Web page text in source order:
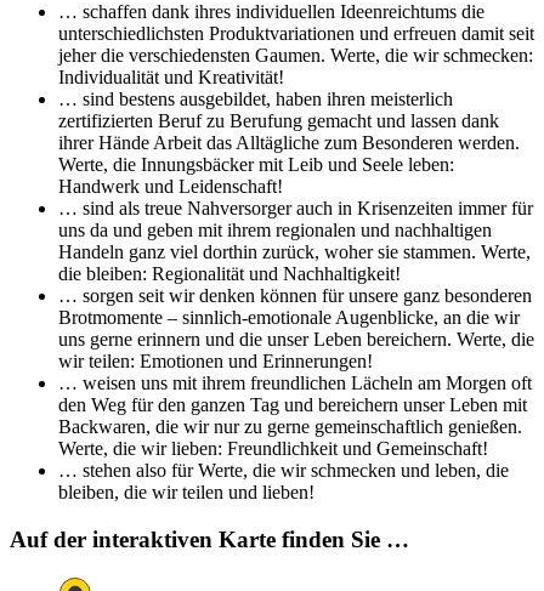
… schaffen dank ihres individuellen Ideenreichtums die
unterschiedlichsten Produktvariationen und erfreuen damit seit
jeher die verschiedensten Gaumen. Werte, die wir schmecken:
Individualität und Kreativität!
… sind bestens ausgebildet, haben ihren meisterlich
zertifizierten Beruf zu Berufung gemacht und lassen dank
ihrer Hände Arbeit das Alltägliche zum Besonderen werden.
Werte, die Innungsbäcker mit Leib und Seele leben:
Handwerk und Leidenschaft!
… sind als treue Nahversorger auch in Krisenzeiten immer für
uns da und geben mit ihrem regionalen und nachhaltigen
Handeln ganz viel dorthin zurück, woher sie stammen. Werte,
die bleiben: Regionalität und Nachhaltigkeit!
… sorgen seit wir denken können für unsere ganz besonderen
Brotmomente – sinnlich-emotionale Augenblicke, an die wir
uns gerne erinnern und die unser Leben bereichern. Werte, die
wir teilen: Emotionen und Erinnerungen!
… weisen uns mit ihrem freundlichen Lächeln am Morgen oft
den Weg für den ganzen Tag und bereichern unser Leben mit
Backwaren, die wir nur zu gerne gemeinschaftlich genießen.
Werte, die wir lieben: Freundlichkeit und Gemeinschaft!
… stehen also für Werte, die wir schmecken und leben, die
bleiben, die wir teilen und lieben!
Auf der interaktiven Karte finden Sie …